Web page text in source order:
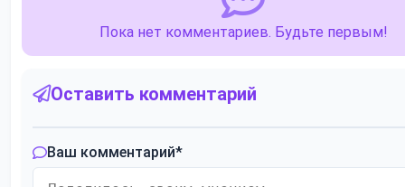
Пока нет комментариев. Будьте первым!
Оставить комментарий
Ваш комментарий*